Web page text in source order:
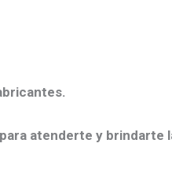
atenderte y brindarte